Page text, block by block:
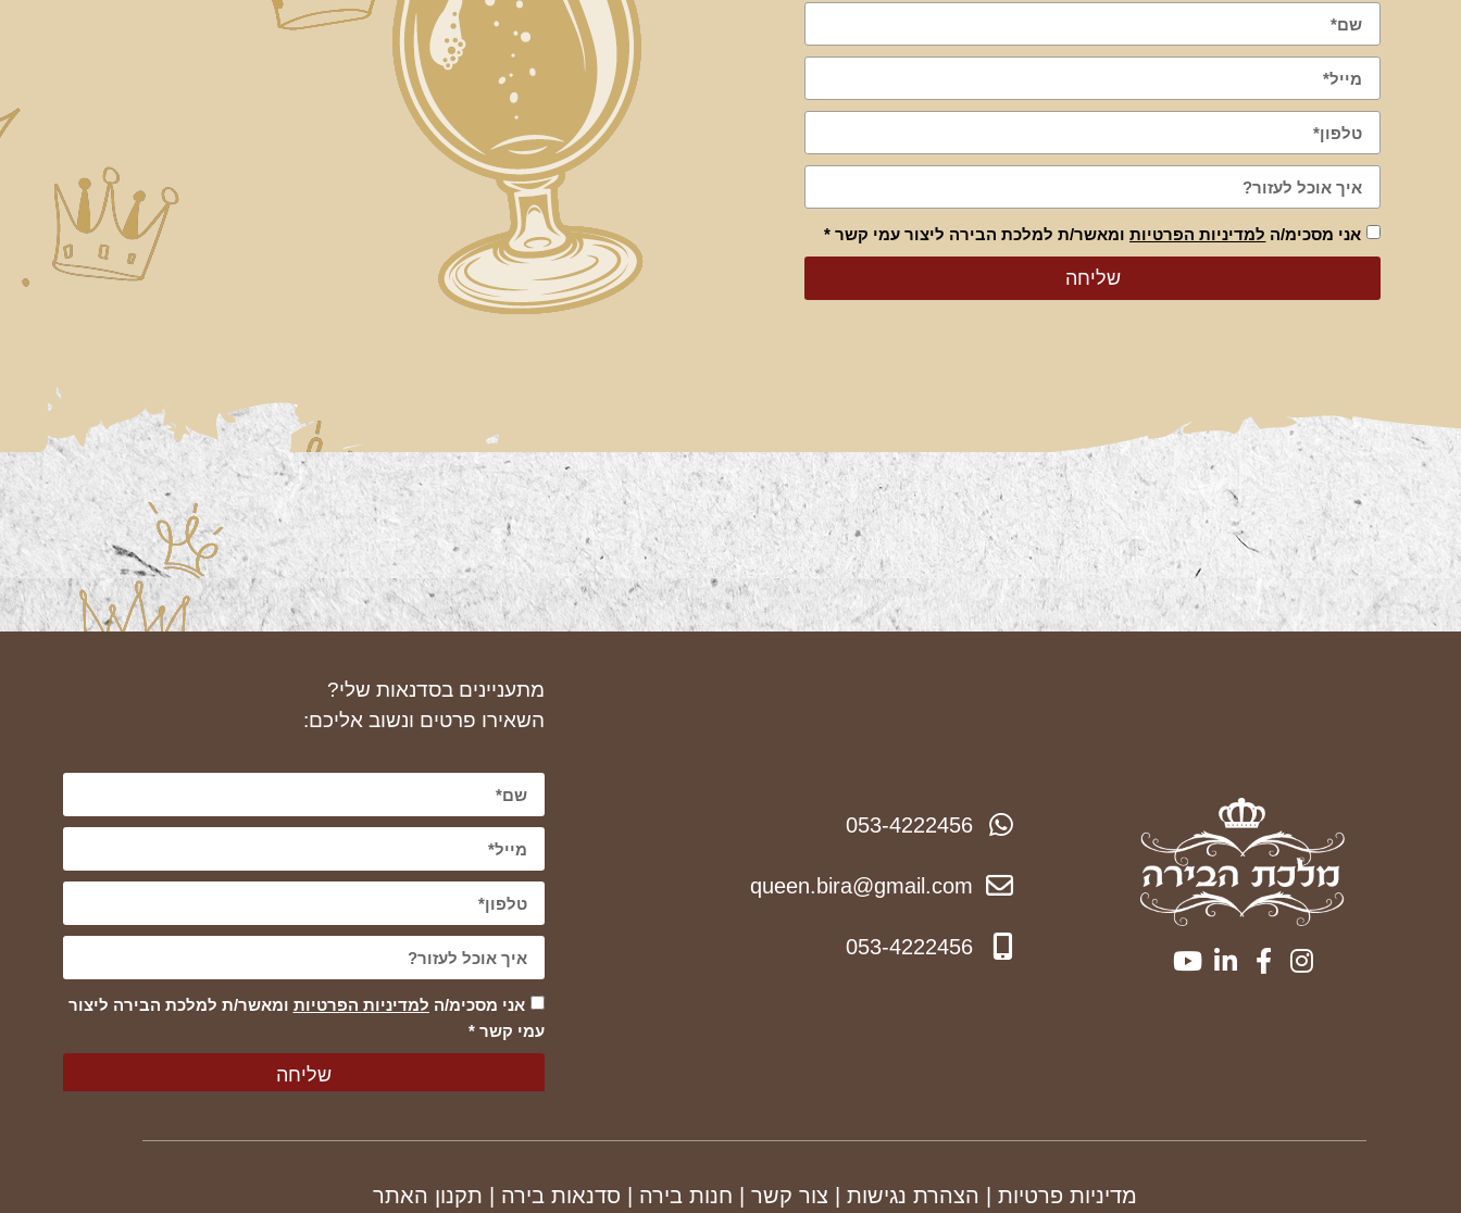
אני מסכימ/ה למדיניות הפרטיותומאשר/ת למלכת הבירה ליצור עמי קשר *
שליחה
053-4222456
queen.bira@gmail.com
053-4222456
מתעניינים בסדנאות שלי?
השאירו פרטים ונשוב אליכם:
אני מסכימ/ה למדיניות הפרטיות ומאשר/ת למלכת הבירה ליצור
עמי קשר *
שליחה
מדיניות פרטיות | הצהרת נגישות צור קשר חנות בירה סדנאות בירה תקנון האתר